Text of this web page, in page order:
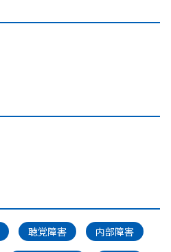
聴覚障害 内部障害